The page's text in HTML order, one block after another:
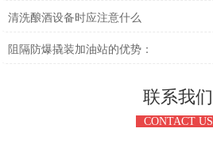
清洗酿酒设备时应注意什么
阻隔防爆撬装加油站的优势：
联系我们
CONTACT US